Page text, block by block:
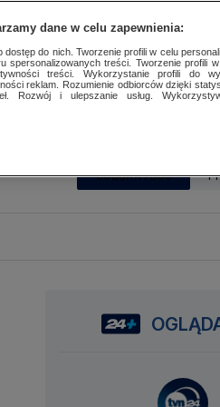
SUBSKRYBUJ
dane w celu zapewnienia:
do nich. Tworzenie profili w celu
spersonalizowanych treści. Tworzenie profili
treści. Wykorzystanie profili do
reklam. Rozumienie odbiorców dzięki
Rozwój i ulepszanie usług.